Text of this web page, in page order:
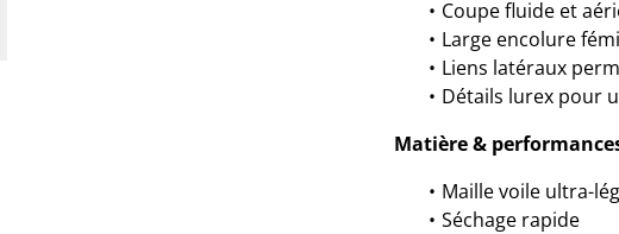
Coupe fluide et
Large encolure
Liens latéraux
Détails lurex pour
Matière &
Maille voile ultra-
Séchage rapide